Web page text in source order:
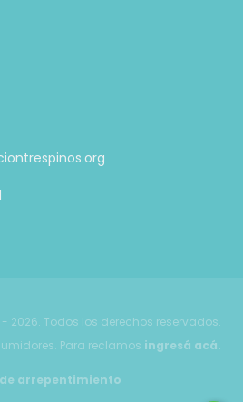
2026. Todos los derechos reservados.
Para reclamos ingresá acá.
arrepentimiento